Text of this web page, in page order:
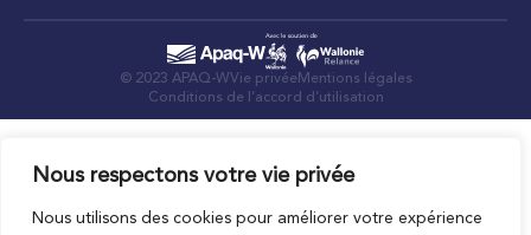
Nous respectons votre vie privée
Nous utilisons des cookies pour améliorer votre expérience
© 2023 APAQ-WVie privée Mentions légales
Conditions de l’accord d’utilisation